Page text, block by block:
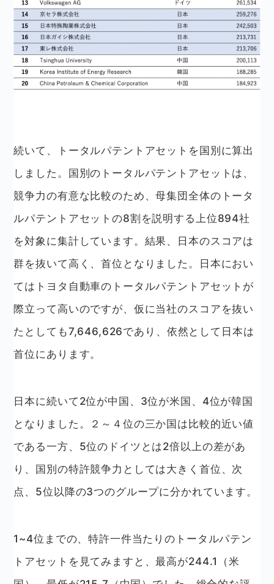
続いて、トータルパテントアセットを国別に算出
しました。国別のトータルパテントアセットは、
競争力の有意な比較のため、母集団全体のトータ
ルパテントアセットの8割を説明する上位894社
を対象に集計しています。結果、日本のスコアは
群を抜いて高く、首位となりました。日本におい
てはトヨタ自動車のトータルパテントアセットが
際立って高いのですが、仮に当社のスコアを抜い
たとしても7,646,626であり、依然として日本は
首位にあります。
日本に続いて2位が中国、3位が米国、4位が韓国
となりました。２～４位の三か国は比較的近い値
である一方、5位のドイツとは2倍以上の差があ
り、国別の特許競争力としては大きく首位、次
点、5位以降の3つのグループに分かれています。
1~4位までの、特許一件当たりのトータルパテン
トアセットを見てみますと、最高が244.1（米